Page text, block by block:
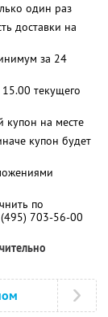
один раз
доставки на
за 24
текущего
купон на месте
купон будет
по
703-56-00